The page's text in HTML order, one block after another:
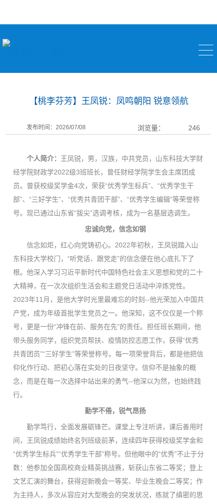
【桃李芬芳】王凤锐：凤鸣朝阳 锐意领航
发布时间：2026/07/08 浏览量： 246
个人简介： 王凤锐，男，汉族，中共党员，山东科技大学财
经学院财政学2022级3班班长，曾任财经学院学生会主席团成
员。曾获校级奖学金4次，荣获“优秀学生标兵”、“优秀学生干
部”、“三好学生”、“优秀共青团干部”、“优秀学生编辑”等荣誉称
号。现已通过山东省“拔尖”选调考核，成为一名基层选调生。
忠诚向党，信念如钢
信念如炬，红心向党铸初心。2022年初秋，王凤锐踏入山
东科技大学校门，“听党话、跟党走”的信念便在他心底扎下了
根。他深入学习习近平新时代中国特色社会主义思想和党的二十
大精神，在一次次组织生活会和主题党日活动中淬炼党性。
2023年11月，是他大学时光里最难忘的时刻--他光荣加入中国共
产党，成为年级首批学生党员之一。他深知，这不仅仅是一个称
号，更是一份“冲锋在前、服务在先”的责任。担任班长期间，他
带头服务同学，组织党员帮扶、疫情防控志愿工作，获得“优秀
共青团员”“三好学生”等荣誉称号。每一项荣誉背后，都是他把信
仰化作行动、把初心落在实处的日夜坚守。信仰不是抽象的概
念，而是在每一次选择中站出来的勇气--他深以为然，也始终践
行。
勤学不倦，锐气昂扬
勤学笃行，全面发展砺锋芒。课堂上专注听讲，课后善用时
间，王凤锐成绩始终名列班级前茅，连续四年获得校级奖学金和
“优秀学生标兵”“优秀学生干部”称号。但他眼中的“优秀”不止于分
数：他参加全国高校商业精英挑战赛，斩获山东省二等奖；登上
文艺汇演的舞台，获得迎新晚会一等奖、毕业生晚会二等奖；作
为主持人，多次从容应对大型晚会的突发状况，练就了缜密的思